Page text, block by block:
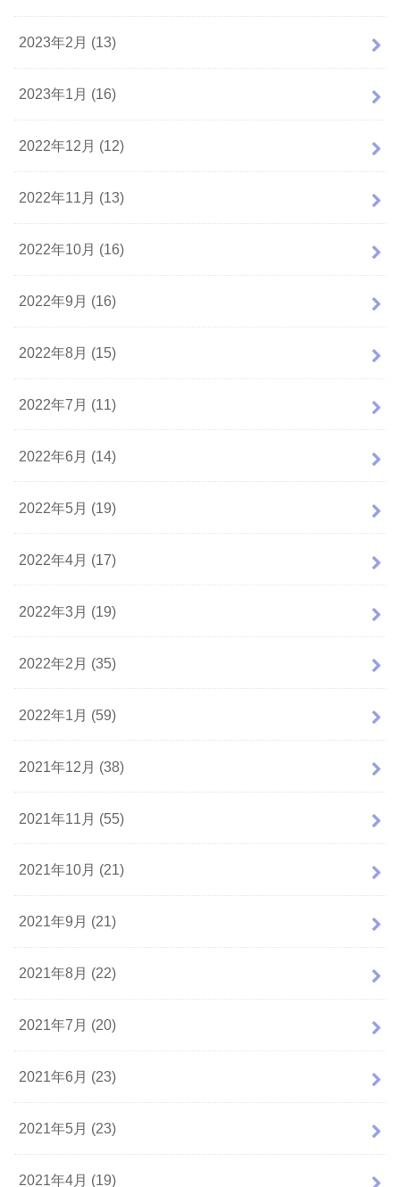
2023年2月 (13)
2023年1月 (16)
2022年12月 (12)
2022年11月 (13)
2022年10月 (16)
2022年9月 (16)
2022年8月 (15)
2022年7月 (11)
2022年6月 (14)
2022年5月 (19)
2022年4月 (17)
2022年3月 (19)
2022年2月 (35)
2022年1月 (59)
2021年12月 (38)
2021年11月 (55)
2021年10月 (21)
2021年9月 (21)
2021年8月 (22)
2021年7月 (20)
2021年6月 (23)
2021年5月 (23)
2021年4月 (19)